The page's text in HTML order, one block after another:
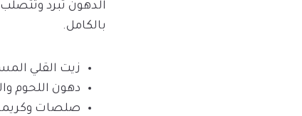
الدهون تبرد
بالكامل.
زيت القلي
دهون اللحوم
صلصات